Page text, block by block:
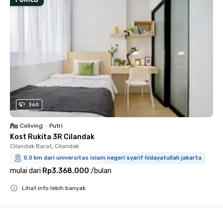
360
Coliving • Putri
Kost Rukita 3R Cilandak
Cilandak Barat, Cilandak
5.0 km dari universitas islam negeri syarif hidayatullah jakarta
mulai dari Rp3.368.000 /bulan
Lihat info lebih banyak